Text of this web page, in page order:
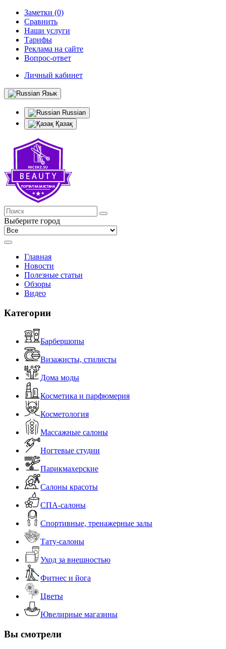
Заметки (0)
Сравнить
Наши услуги
Тарифы
Реклама на сайте
Вопрос-ответ
Личный кабинет
Язык
Russian
Қазақ
Выберите город
Главная
Новости
Полезные статьи
Обзоры
Видео
Категории
Барбершопы
Визажисты, стилисты
Дома моды
Косметика и парфюмерия
Косметология
Массажные салоны
Ногтевые студии
Парикмахерские
Салоны красоты
СПА-салоны
Спортивные, тренажерные залы
Тату-салоны
Уход за внешностью
Фитнес и йога
Цветы
Ювелирные магазины
Вы смотрели